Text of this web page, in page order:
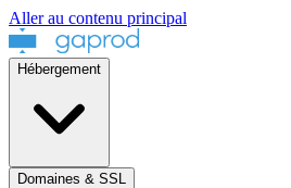
Aller au contenu principal
Hébergement
Domaines & SSL